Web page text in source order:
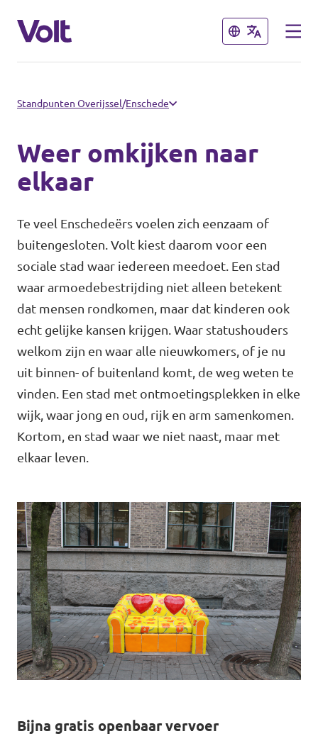
Sluiten
Communities
Volt Almelo
Volt Deventer
Volt Hengelo
Volt Zwolle
Sluiten
Standpunten
Mensen
Nieuws
Agenda
Gemeenteraadsverkiezingen 2026
Doneer
Vacatures
Almelo
Deventer
Hengelo
Standpunten Overijssel/Enschede
Weer omkijken naar
elkaar
Te veel Enschedeërs voelen zich eenzaam of
buitengesloten. Volt kiest daarom voor een
sociale stad waar iedereen meedoet. Een stad
waar armoedebestrijding niet alleen betekent
dat mensen rondkomen, maar dat kinderen ook
echt gelijke kansen krijgen. Waar statushouders
welkom zijn en waar alle nieuwkomers, of je nu
uit binnen- of buitenland komt, de weg weten te
vinden. Een stad met ontmoetingsplekken in elke
wijk, waar jong en oud, rijk en arm samenkomen.
Kortom, en stad waar we niet naast, maar met
elkaar leven.
Bijna gratis openbaar vervoer